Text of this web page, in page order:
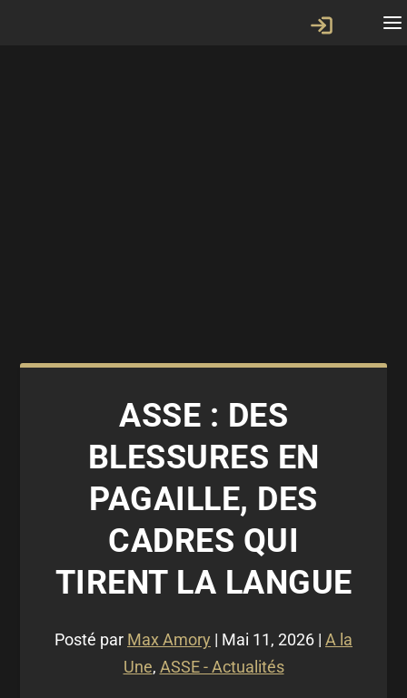
ASSE : DES
BLESSURES EN
PAGAILLE, DES
CADRES QUI
TIRENT LA LANGUE
Posté par Max Amory | Mai 11, 2026 | A la
Une, ASSE - Actualités